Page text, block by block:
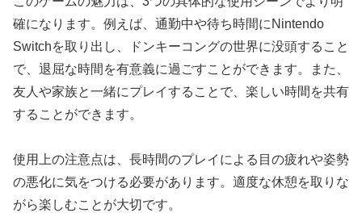
確になります。例えば、通勤中や待ち時間にNintendo
Switchを取り出し、ドンキーコングの世界に没頭すること
で、退屈な時間を有意義に過ごすことができます。また、
友人や家族と一緒にプレイすることで、楽しい時間を共有
することができます。
使用上の注意点は、長時間のプレイによる目の疲れや姿勢
の悪化に気をつける必要があります。適度な休憩を取りな
がら楽しむことが大切です。